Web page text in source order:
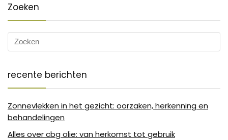
Zoeken
recente berichten
Zonnevlekken in het gezicht: oorzaken, herkenning en
behandelingen
Alles over cbg olie: van herkomst tot gebruik